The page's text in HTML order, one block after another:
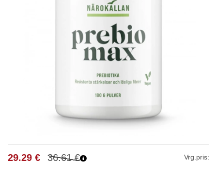
36.61€
29.29 € Vrg.pris: